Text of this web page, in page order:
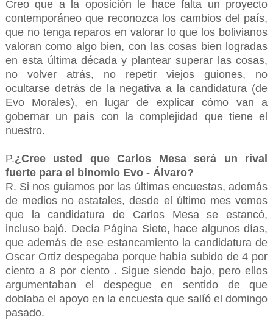
Creo que a la oposición le hace falta un proyecto
contemporáneo que reconozca los cambios del país,
que no tenga reparos en valorar lo que los bolivianos
valoran como algo bien, con las cosas bien logradas
en esta última década y plantear superar las cosas,
no volver atrás, no repetir viejos guiones, no
ocultarse detrás de la negativa a la candidatura (de
Evo Morales), en lugar de explicar cómo van a
gobernar un país con la complejidad que tiene el
nuestro.
P.¿Cree usted que Carlos Mesa será un rival
fuerte para el binomio Evo - Álvaro?
R. Si nos guiamos por las últimas encuestas, además
de medios no estatales, desde el último mes vemos
que la candidatura de Carlos Mesa se estancó,
incluso bajó. Decía Página Siete, hace algunos días,
que además de ese estancamiento la candidatura de
Oscar Ortiz despegaba porque había subido de 4 por
ciento a 8 por ciento . Sigue siendo bajo, pero ellos
argumentaban el despegue en sentido de que
doblaba el apoyo en la encuesta que salíó el domingo
pasado.